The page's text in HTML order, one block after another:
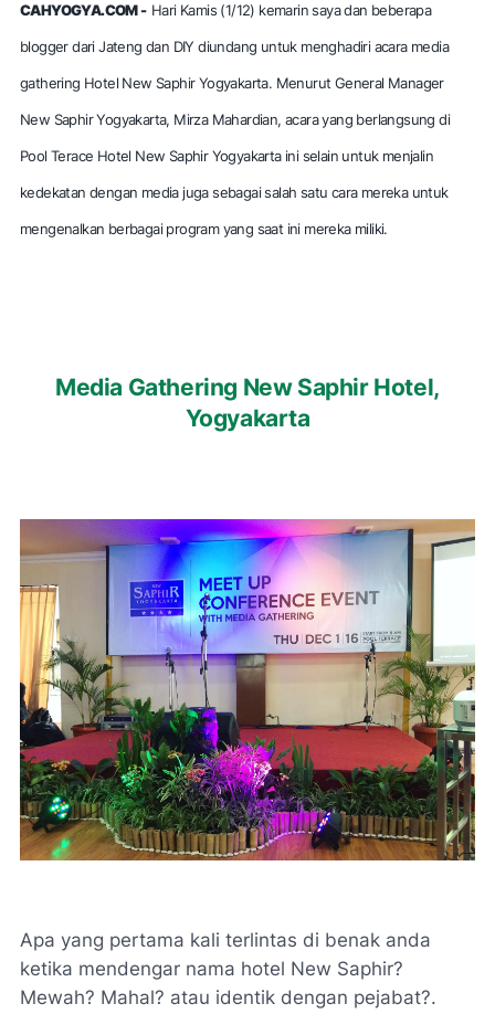
CAHYOGYA.COM - Hari Kamis (1/12) kemarin saya dan beberapa
blogger dari Jateng dan DIY diundang untuk menghadiri acara media
gathering Hotel New Saphir Yogyakarta. Menurut General Manager
New Saphir Yogyakarta, Mirza Mahardian, acara yang berlangsung di
Pool Terace Hotel New Saphir Yogyakarta ini selain untuk menjalin
kedekatan dengan media juga sebagai salah satu cara mereka untuk
mengenalkan berbagai program yang saat ini mereka miliki.
Media Gathering New Saphir Hotel,
Yogyakarta
Apa yang pertama kali terlintas di benak anda
ketika mendengar nama hotel New Saphir?
Mewah? Mahal? atau identik dengan pejabat?.